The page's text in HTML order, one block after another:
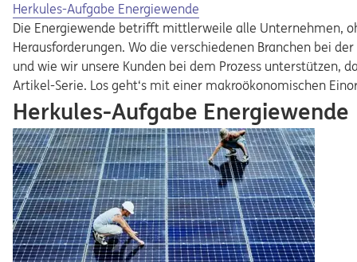
Herkules-Aufgabe Energiewende
Die Energiewende betrifft mittlerweile alle Unternehmen,
Herausforderungen. Wo die verschiedenen Branchen bei
und wie wir unsere Kunden bei dem Prozess unterstützen,
Artikel-Serie. Los geht‘s mit einer makroökonomischen
Herkules-Aufgabe Energiewende